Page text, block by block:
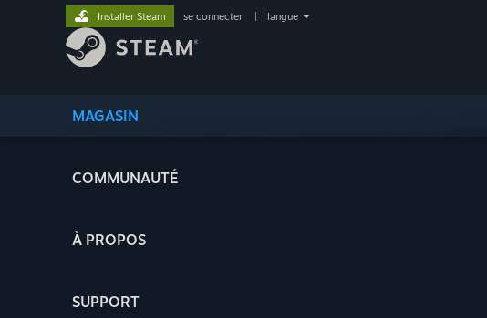
MAGASIN
COMMUNAUTÉ
À PROPOS
SUPPORT
Installer Steam se connecter langue